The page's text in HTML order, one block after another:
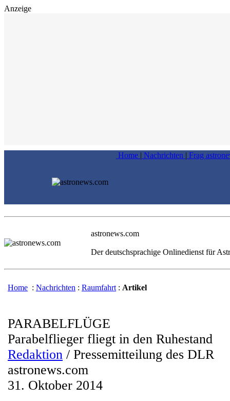
Anzeige
Home | Nachrichten | Frag
astronews.com
Der deutschsprachige Onlinedienst für
Home : Nachrichten : Raumfahrt : Artikel
PARABELFLÜGE
Parabelflieger fliegt in den Ruhestand
Redaktion / Pressemitteilung des DLR
astronews.com
31. Oktober 2014